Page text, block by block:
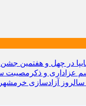
در چهل و هفتمین جشن
عزاداری و ذکرمصیبت
آزادسازی